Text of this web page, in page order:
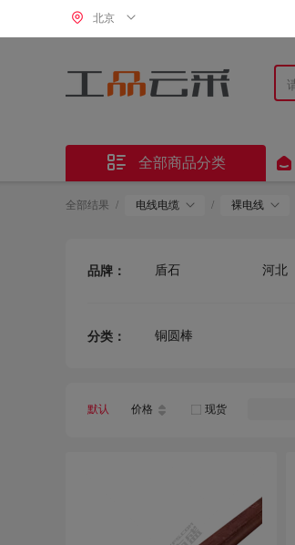
北京
 全部商品分类 
全部结果 / 电线电缆 / 裸电线
品牌： 盾石 河北
分类： 铜圆棒
默认 价格 现货